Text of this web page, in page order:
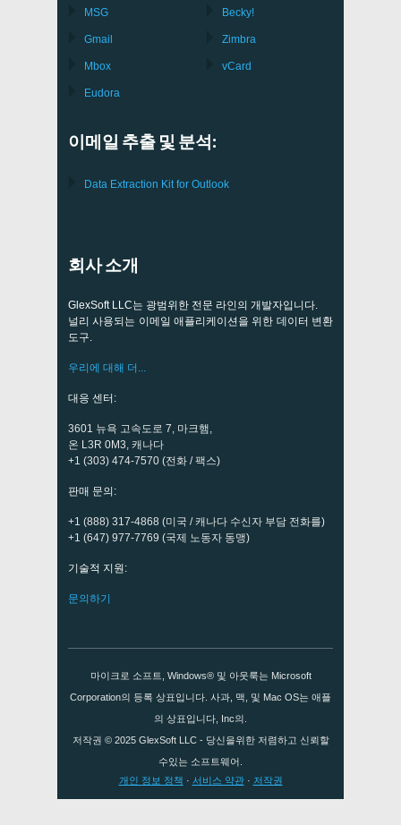
MSG
Gmail
Mbox
Eudora
Becky!
Zimbra
vCard
이메일 추출 및 분석:
Data Extraction Kit for Outlook
회사 소개
GlexSoft LLC는 광범위한 전문 라인의 개발자입니다.
널리 사용되는 이메일 애플리케이션을 위한 데이터 변환
도구.
우리에 대해 더...
대응 센터:
3601 뉴욕 고속도로 7, 마크햄,
온 L3R 0M3, 캐나다
+1 (303) 474-7570 (전화 / 팩스)
판매 문의:
+1 (888) 317-4868 (미국 / 캐나다 수신자 부담 전화를)
+1 (647) 977-7769 (국제 노동자 동맹)
기술적 지원:
문의하기
마이크로 소프트, Windows® 및 아웃룩는 Microsoft
Corporation의 등록 상표입니다. 사과, 맥, 및 Mac OS는 애플
의 상표입니다, Inc의.
저작권 © 2025 GlexSoft LLC- 당신을위한 저렴하고 신뢰할
수있는 소프트웨어.
개인 정보 정책 · 서비스 약관· 저작권